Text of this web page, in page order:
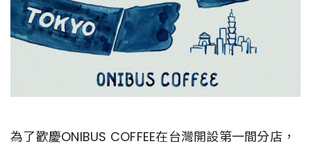
為了歡慶ONIBUS COFFEE在台灣開設第一間分店，